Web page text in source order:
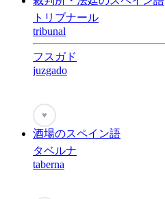
トリブナール
tribunal
フスガド
juzgado
♥
酒場のスペイン語
タベルナ
taberna